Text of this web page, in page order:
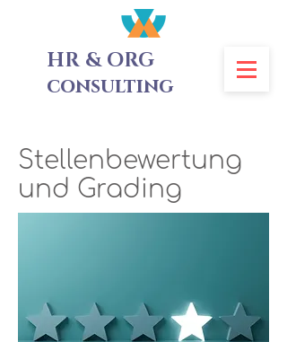
HR & ORG
consulting
Stellenbewertung
und Grading